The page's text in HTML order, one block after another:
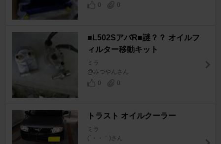
0
0
■L502SアバR■謎？？ オイルフ
ィルター移動キット
ミラ
@みつやんさん
0
0
トラスト オイルクーラー
ミラ
(´・・｀)さん